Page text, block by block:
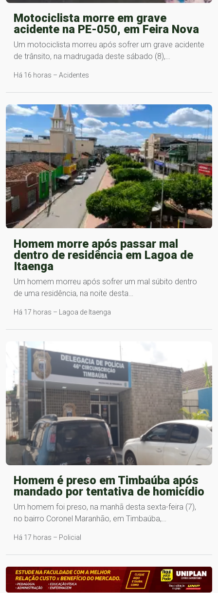
Motociclista morre em grave
acidente na PE-050, em Feira Nova
Um motociclista morreu após sofrer um grave acidente
de trânsito, na madrugada deste sábado (8),…
Há 16 horas – Acidentes
Homem morre após passar mal
dentro de residência em Lagoa de
Itaenga
Um homem morreu após sofrer um mal súbito dentro
de uma residência, na noite desta…
Há 17 horas – Lagoa de Itaenga
Homem é preso em Timbaúba após
mandado por tentativa de homicídio
Um homem foi preso, na manhã desta sexta-feira (7),
no bairro Coronel Maranhão, em Timbaúba,…
Há 17 horas – Policial